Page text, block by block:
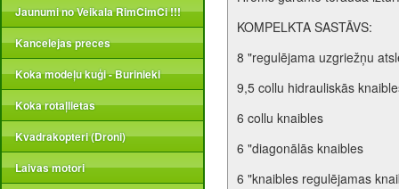
Jaunumi no Veikala RimCimCi !!!
Kancelejas preces
Koka modeļu kuģi - Burinieki
Koka rotaļlietas
Kvadrakopteri (Droni)
Laivas motori
KOMPELKTA SASTĀVS:
8 "regulējama uzgriežņu
9,5 collu hidrauliskās
6 collu knaibles
6 "diagonālās knaibles
6 "knaibles regulējamas